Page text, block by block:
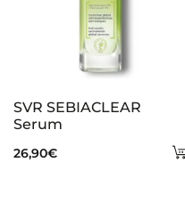
SVR SEBIACLEAR
Serum
26,90€